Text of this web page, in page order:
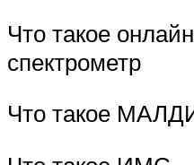
Что такое
спектрометр
Что такое